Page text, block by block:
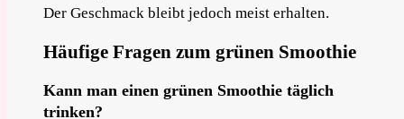
Der Geschmack bleibt jedoch meist erhalten.
Häufige Fragen zum grünen Smoothie
Kann man einen grünen Smoothie täglich
trinken?